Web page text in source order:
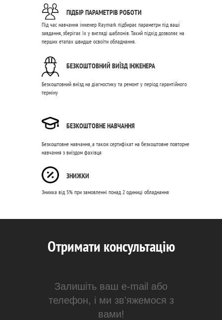
Під час навчання інженер Raymark підбирає параметри під ваші
завдання, зберігає їх у вигляді шаблонів. Такий підхід дозволяє на
перших етапах швидше освоїти обладнання.
ПІДБІР ПАРАМЕТРІВ РОБОТИ
Безкоштовний виїзд на діагностику та ремонт у період гарантійного
терміну
Безкоштовне навчання, а також сертифікат на безкоштовне повторне
навчання з виїздом фахівця
БЕЗКОШТОВНИЙ ВИЇЗД ІНЖЕНЕРА
БЕЗКОШТОВНЕ НАВЧАННЯ
ЗНИЖКИ
Знижка від 5% при замовленні понад 2 одиниці обладнання
Отримати консультацію
Залишіть ваш e-mail або
телефон, і ми зв'яжемося з
вами!